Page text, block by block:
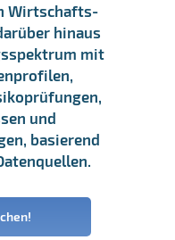
Wirtschafts-
hinaus
mit
und
basierend